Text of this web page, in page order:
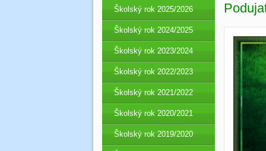
Školský rok 2025/2026
Školský rok 2024/2025
Školský rok 2023/2024
Školský rok 2022/2023
Školský rok 2021/2022
Školský rok 2020/2021
Školský rok 2019/2020